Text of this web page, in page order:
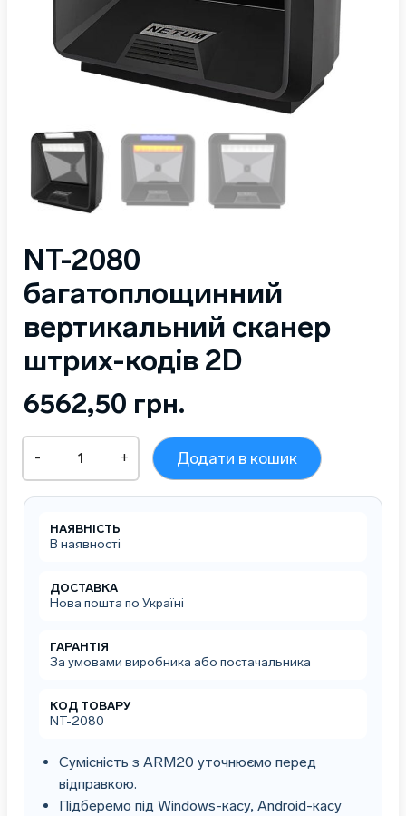
NT-2080
багатоплощинний
вертикальний сканер
штрих-кодів 2D
6562,50 грн.
NT-
2080
багатоплощинний
вертикальний
штрих-
кодів
кількість
- + Додати в кошик
НАЯВНІСТЬ
В наявності
ДОСТАВКА
Нова пошта по Україні
ГАРАНТІЯ
За умовами виробника або постачальника
КОД ТОВАРУ
NT-2080
Сумісність з ARM20 уточнюємо перед
відправкою.
Підберемо під Windows-касу, Android-касу